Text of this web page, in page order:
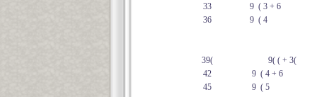
33
9 ( 3 + 6
36
9 ( 4
39(
9( ( + 3(
42
9 ( 4 + 6
45
9 ( 5